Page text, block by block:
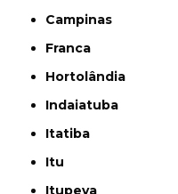
Campinas
Franca
Hortolândia
Indaiatuba
Itatiba
Itu
Itupeva